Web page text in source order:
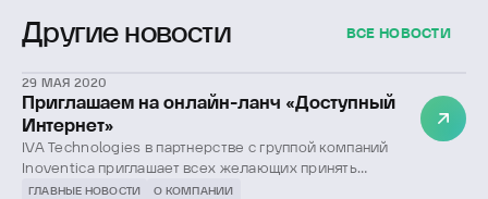
Другие новости ВСЕ НОВОСТИ
29 МАЯ 2020
Приглашаем на онлайн-ланч «Доступный
Интернет»
IVA Technologies в партнерстве с группой компаний
Inoventica приглашает всех желающих принять
участие в онлайн-ланче, посвященном обсуждению
ГЛАВНЫЕ НОВОСТИ О КОМПАНИИ